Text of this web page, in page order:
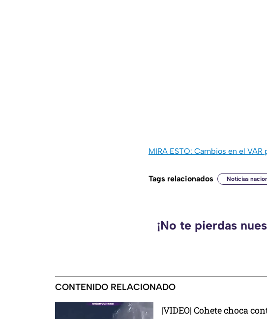
MIRA ESTO: Cambios en el
Tags relacionados Noticias
¡No te pierdas
CONTENIDO RELACIONADO
|VIDEO| Cohete choca